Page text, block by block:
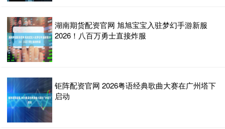
湖南期货配资官网 旭旭宝宝入驻梦幻手游新服
2026！八百万勇士直接炸服
钜阵配资官网 2026粤语经典歌曲大赛在广州塔下
启动